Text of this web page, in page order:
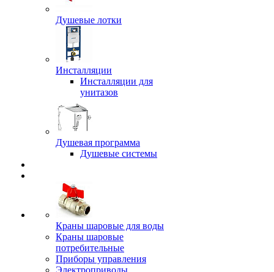
Душевые лотки
Инсталляции
Инсталляции для
унитазов
Душевая программа
Душевые системы
Краны шаровые для воды
Краны шаровые
потребительные
Приборы управления
Электроприводы